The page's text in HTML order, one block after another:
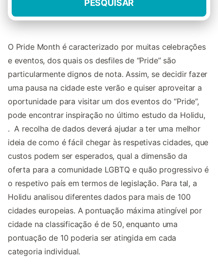
PESQUISAR
O Pride Month é caracterizado por muitas celebrações
e eventos, dos quais os desfiles de “Pride” são
particularmente dignos de nota. Assim, se decidir fazer
uma pausa na cidade este verão e quiser aproveitar a
oportunidade para visitar um dos eventos do “Pride”,
pode encontrar inspiração no último estudo da Holidu,
. A recolha de dados deverá ajudar a ter uma melhor
ideia de como é fácil chegar às respetivas cidades, que
custos podem ser esperados, qual a dimensão da
oferta para a comunidade LGBTQ e quão progressivo é
o respetivo país em termos de legislação. Para tal, a
Holidu analisou diferentes dados para mais de 100
cidades europeias. A pontuação máxima atingível por
cidade na classificação é de 50, enquanto uma
pontuação de 10 poderia ser atingida em cada
categoria individual.